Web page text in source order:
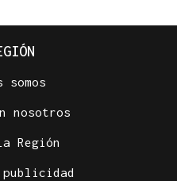
somos
nosotros
Región